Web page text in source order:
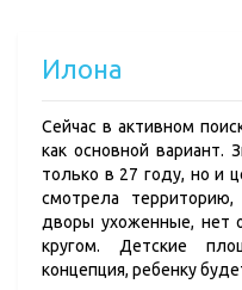
Илона
Сейчас в активном
как основной вариант.
только в 27 году, но и
смотрела
дворы ухоженные, нет
кругом. Детские
концепция, ребенку